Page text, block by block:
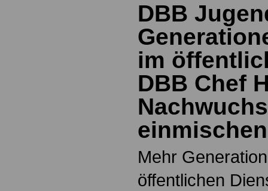
DBB
im
DBB Chef
einmischen
Mehr
öffentlichen